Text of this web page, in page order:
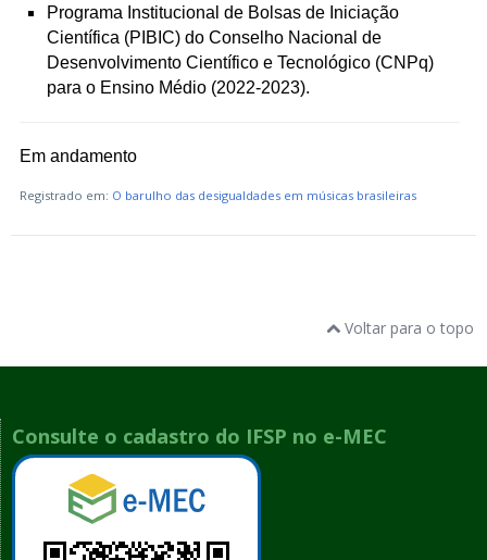
Programa Institucional de Bolsas de Iniciação
Científica (PIBIC) do Conselho Nacional de
Desenvolvimento Científico e Tecnológico (CNPq)
para o Ensino Médio (2022-2023).
Em andamento
Registrado em: O barulho das desigualdades em músicas brasileiras
Voltar para o topo
Consulte o cadastro do IFSP no e-MEC